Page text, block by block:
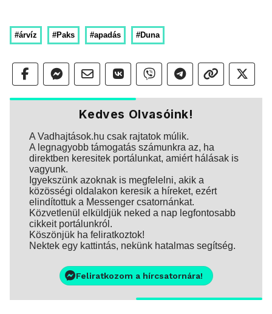
#árvíz #Paks #apadás #Duna
Kedves Olvasóink!
A Vadhajtások.hu csak rajtatok múlik.
A legnagyobb támogatás számunkra az, ha
direktben keresitek portálunkat, amiért hálásak is
vagyunk.
Igyekszünk azoknak is megfelelni, akik a
közösségi oldalakon keresik a híreket, ezért
elindítottuk a Messenger csatornánkat.
Közvetlenül elküldjük neked a nap legfontosabb
cikkeit portálunkról.
Köszönjük ha feliratkoztok!
Nektek egy kattintás, nekünk hatalmas segítség.
Feliratkozom a hírcsatornára!